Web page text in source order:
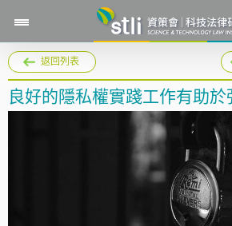
返回列表
良好的隱私權實踐工作有助